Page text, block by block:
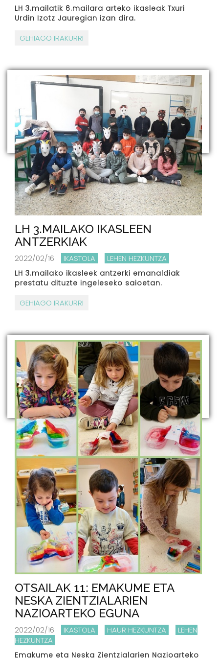
LH 3.mailatik 6.mailara arteko ikasleak Txuri
Urdin Izotz Jauregian izan dira.
GEHIAGO IRAKURRI
LH 3.MAILAKO IKASLEEN
ANTZERKIAK
2022/02/16 IKASTOLA LEHEN HEZKUNTZA
LH 3.mailako ikasleek antzerki emanaldiak
prestatu dituzte ingeleseko saioetan.
GEHIAGO IRAKURRI
OTSAILAK 11: EMAKUME ETA
NESKA ZIENTZIALARIEN
NAZIOARTEKO EGUNA
2022/02/16 IKASTOLA HAUR HEZKUNTZA
LEHEN
HEZKUNTZA
Emakume eta Neska Zientzialarien Nazioarteko